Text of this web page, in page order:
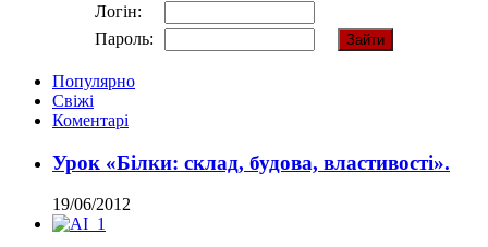
Логін:
Пароль:
Популярно
Свіжі
Коментарі
Урок «Білки: склад, будова, властивості».
19/06/2012